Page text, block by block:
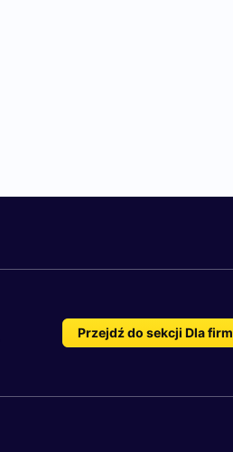
Przejdź do sekcji Dla firm